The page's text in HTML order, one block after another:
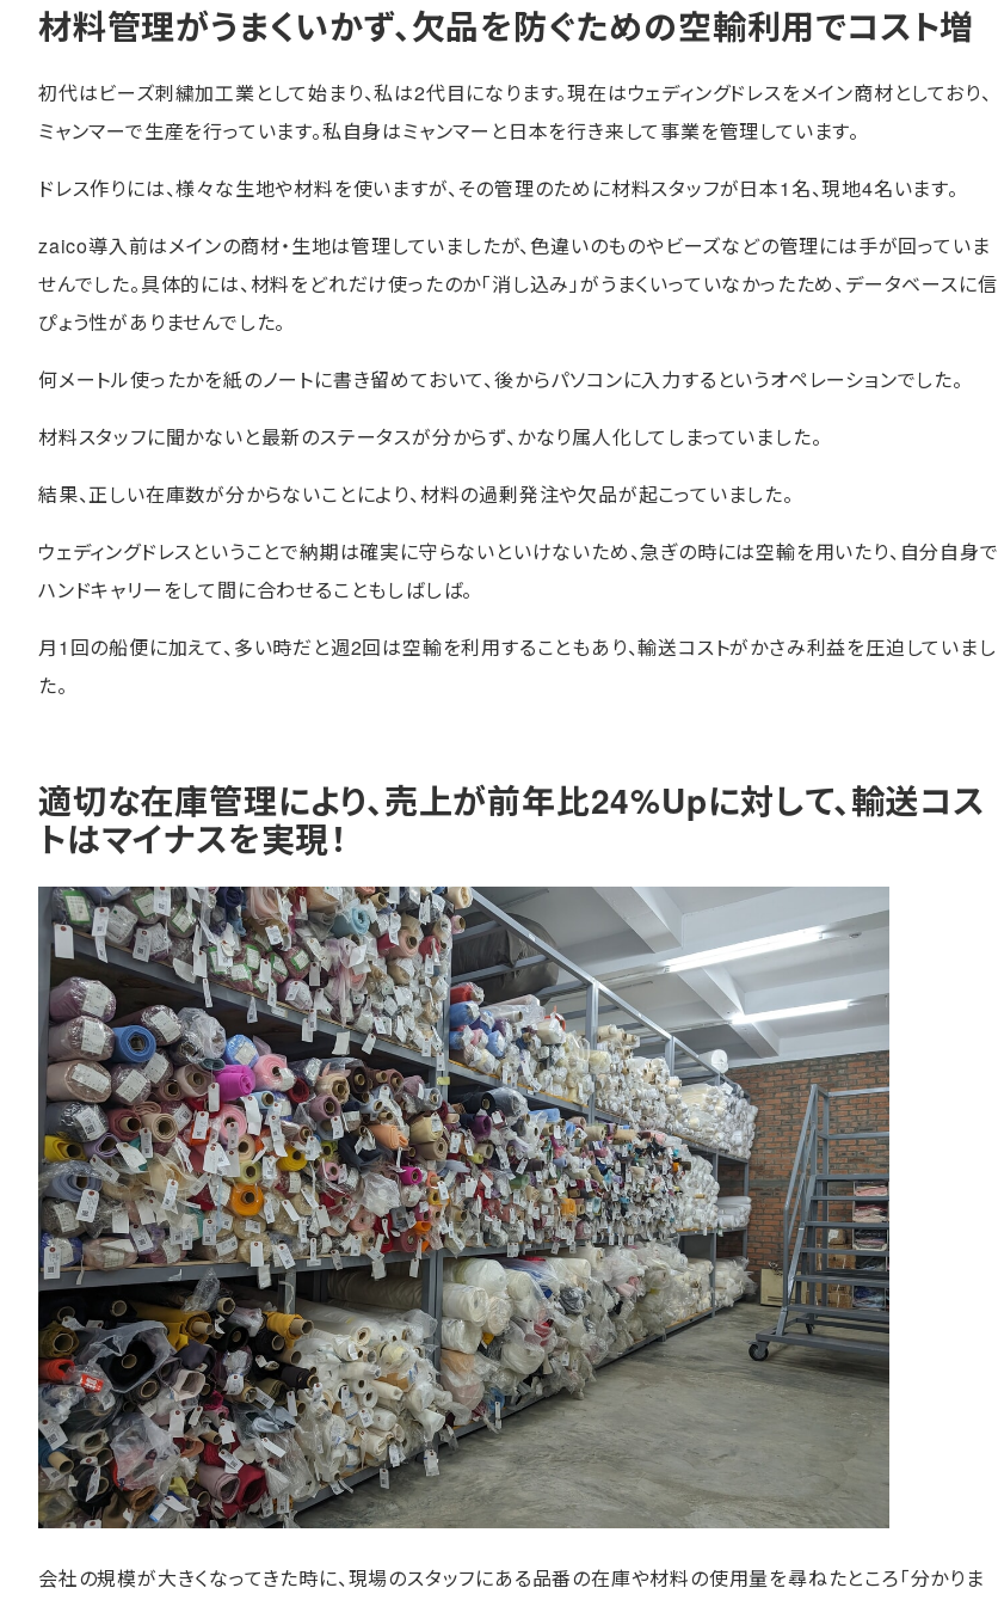
材料管理がうまくいかず、欠品を防ぐための空輸利用でコスト増
初代はビーズ刺繍加工業として始まり、私は2代目になります。現在はウェディングドレスをメイン商材としており、
ミャンマーで生産を行っています。私自身はミャンマーと日本を行き来して事業を管理しています。
ドレス作りには、様々な生地や材料を使いますが、その管理のために材料スタッフが日本1名、現地4名います。
zaico導入前はメインの商材・生地は管理していましたが、色違いのものやビーズなどの管理には手が回っていま
せんでした。具体的には、材料をどれだけ使ったのか「消し込み」がうまくいっていなかったため、データベースに信
ぴょう性がありませんでした。
何メートル使ったかを紙のノートに書き留めておいて、後からパソコンに入力するというオペレーションでした。
材料スタッフに聞かないと最新のステータスが分からず、かなり属人化してしまっていました。
結果、正しい在庫数が分からないことにより、材料の過剰発注や欠品が起こっていました。
ウェディングドレスということで納期は確実に守らないといけないため、急ぎの時には空輸を用いたり、自分自身で
ハンドキャリーをして間に合わせることもしばしば。
月1回の船便に加えて、多い時だと週2回は空輸を利用することもあり、輸送コストがかさみ利益を圧迫していまし
た。
適切な在庫管理により、売上が前年比24%Upに対して、輸送コス
トはマイナスを実現！
会社の規模が大きくなってきた時に、現場のスタッフにある品番の在庫や材料の使用量を尋ねたところ「分かりま